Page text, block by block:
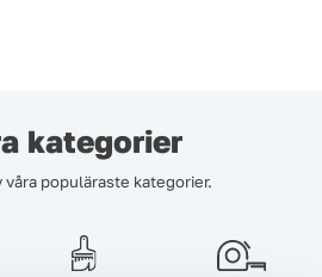
kategorier
våra populäraste kategorier.